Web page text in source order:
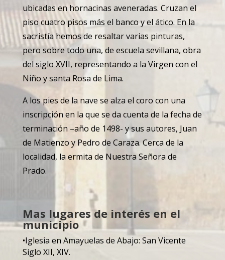
ubicadas en hornacinas aveneradas. Cruzan el
piso cuatro pisos más el banco y el ático. En la
sacristía hemos de resaltar varias pinturas,
pero sobre todo una, de escuela sevillana, obra
del siglo XVII, representando a la Virgen con el
Niño y santa Rosa de Lima.
A los pies de la nave se alza el coro con una
inscripción en la que se da cuenta de la fecha de
terminación –año de 1498- y sus autores, Juan
de Matienzo y Pedro de Caraza. Cerca de la
localidad, la ermita de Nuestra Señora de
Prado.
Mas lugares de interés en el
municipio
•Iglesia en Amayuelas de Abajo: San Vicente
Siglo XII, XIV.